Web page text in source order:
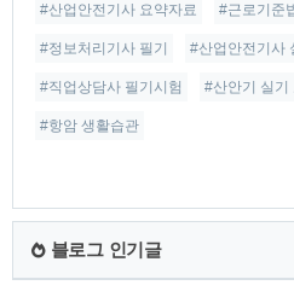
#산업안전기사 요약자료 #근로기준
#정보처리기사 필기 #산업안전기사
#직업상담사 필기시험 #산안기 실기
#항암 생활습관
블로그 인기글